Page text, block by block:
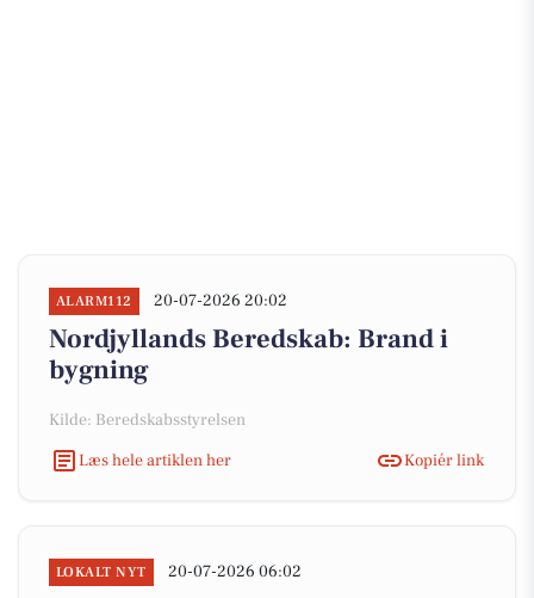
ALARM112 20-07-2026 20:02
Nordjyllands Beredskab: Brand i
bygning
Kilde: Beredskabsstyrelsen
Læs hele artiklen her
Kopiér link
LOKALT NYT 20-07-2026 06:02